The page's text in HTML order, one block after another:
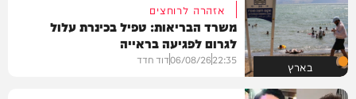
בארץ
אזהרה לרוחצים
משרד הבריאות: טפיל בכינרת עלול
לגרום לפגיעה בראייה
22:35
06/08/26דוד חדד